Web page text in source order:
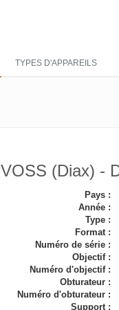
TYPES D'APPAREILS
VOSS (Diax) -
Pays :
Année :
Type :
Format :
Numéro de série :
Objectif :
Numéro d'objectif :
Obturateur :
Numéro d'obturateur :
Support :